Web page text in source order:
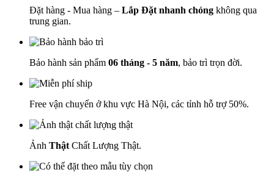
Đặt hàng - Mua hàng – Lắp Đặt nhanh chóng không qua
trung gian.
Bảo hành sản phẩm 06 tháng - 5 năm, bảo trì trọn đời.
Free vận chuyển ở khu vực Hà Nội, các tỉnh hỗ trợ 50%.
Ảnh Thật Chất Lượng Thật.